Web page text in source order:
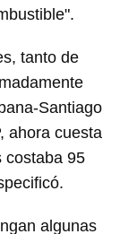
tanto de
Santiago
ahora cuesta
costaba 95
algunas